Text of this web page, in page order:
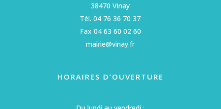
38470 Vinay
Tél. 04 76 36 70 37
Fax 04 63 60 02 60
mairie@vinay.fr
HORAIRES D’OUVERTURE